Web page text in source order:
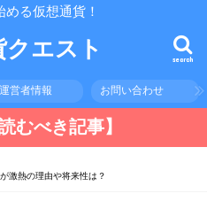
める仮想通貨！
エスト search
運営者情報 お問い合わせ
むべき記事】
激熱の理由や将来性は？